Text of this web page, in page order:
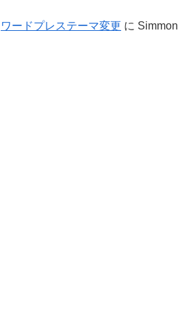
ワードプレステーマ変更 に Simmon